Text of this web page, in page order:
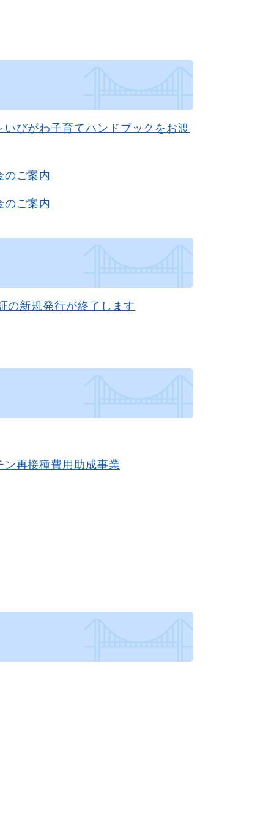
びがわ子育てハンドブックをお渡
のご案内
のご案内
の新規発行が終了します
再接種費用助成事業